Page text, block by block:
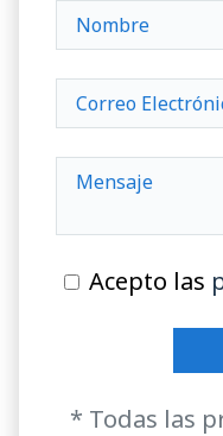
Acepto las
* Todas las